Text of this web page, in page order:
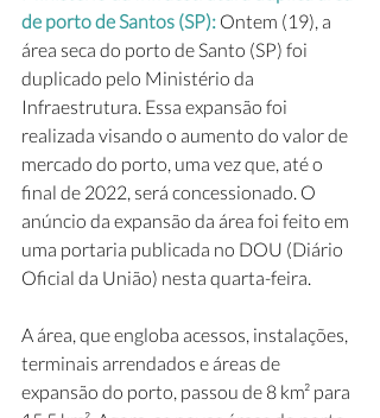
de porto de Santos (SP): Ontem (19), a
área seca do porto de Santo (SP) foi
duplicado pelo Ministério da
Infraestrutura. Essa expansão foi
realizada visando o aumento do valor de
mercado do porto, uma vez que, até o
final de 2022, será concessionado. O
anúncio da expansão da área foi feito em
uma portaria publicada no DOU (Diário
Oficial da União) nesta quarta-feira.
A área, que engloba acessos, instalações,
terminais arrendados e áreas de
expansão do porto, passou de 8 km² para